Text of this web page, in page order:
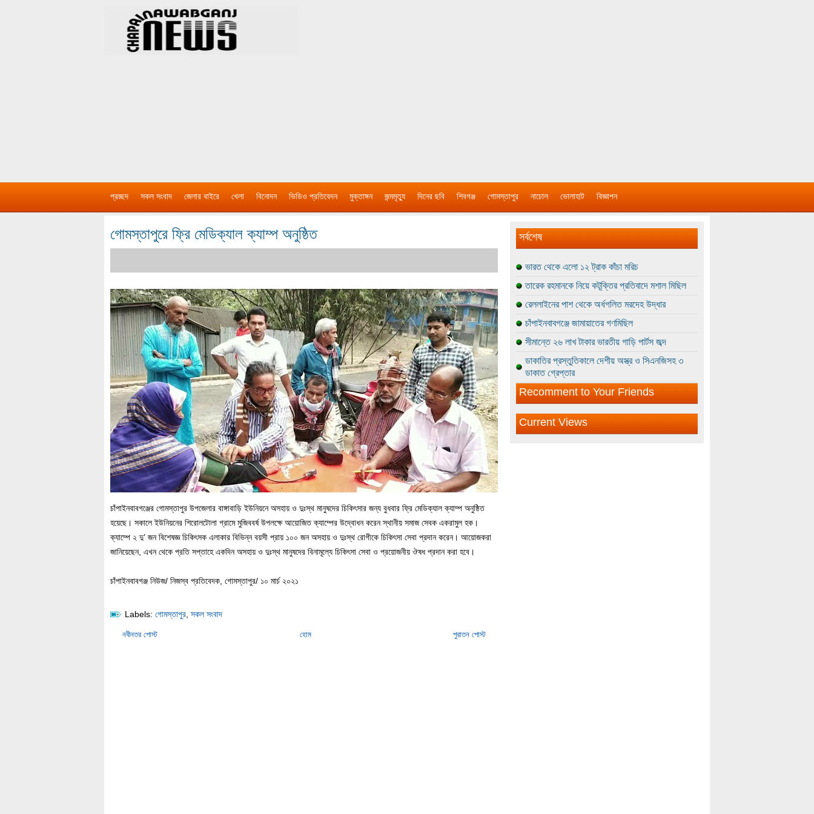
প্রচ্ছদ সকল সংবাদ জেলার বাইরে খেলা বিনোদন ভিডিও প্রতিবেদন মুক্তাঙ্গন জন্মমৃত্যু দিনের ছবি শিবগঞ্জ গোমস্তাপুর নাচোল ভোলাহাট বিজ্ঞাপন
গোমস্তাপুরে ফ্রি মেডিক্যাল ক্যাম্প অনুষ্ঠিত
চাঁপাইনবাবগঞ্জের গোমস্তাপুর উপজেলার বাঙ্গাবাড়ি ইউনিয়নে অসহায় ও দুঃস্থ মানুষদের চিকিৎসার জন্য বুধবার ফ্রি মেডিক্যাল ক্যাম্প অনুষ্ঠিত
হয়েছে। সকালে ইউনিয়নের শিরোলটোলা গ্রামে মুজিববর্ষ উপলক্ষে আয়োজিত ক্যাম্পের উদ্বোধন করেন স্থানীয় সমাজ সেবক একরামুল হক।
ক্যাম্পে ২ দু’ জন বিশেষজ্ঞ চিকিৎসক এলাকার বিভিন্ন বয়সী প্রায় ১০০ জন অসহায় ও দুঃস্থ রোগীকে চিকিৎসা সেবা প্রদান করেন। আয়োজকরা
জানিয়েছেন, এখন থেকে প্রতি সপ্তাহে একদিন অসহায় ও দুঃস্থ মানুষদের বিনামূল্যে চিকিৎসা সেবা ও প্রয়োজনীয় ঔষধ প্রদান করা হবে।
চাঁপাইনবাবগঞ্জ নিউজ/ নিজস্ব প্রতিবেদক, গোমস্তাপুর/ ১০ মার্চ ২০২১
Labels: গোমস্তাপুর সকল সংবাদ
নবীনতর পোস্ট পুরাতন পোস্ট
হোম
সর্বশেষ
ভারত থেকে এলো ১২ ট্রাক কাঁচা মরিচ
তারেক রহমানকে নিয়ে কটূক্তির প্রতিবাদে মশাল মিছিল
রেললাইনের পাশ থেকে অর্ধগলিত মরদেহ উদ্ধার
চাঁপাইনবাবগঞ্জে জামায়াতের গণমিছিল
সীমান্তে ২৬ লাখ টাকার ভারতীয় গাড়ি পার্টস জব্দ
ডাকাতির প্রস্তুতিকালে দেশীয় অস্ত্র ও সিএনজিসহ ৩
ডাকাত গ্রেপ্তার
Recomment to Your Friends
Current Views